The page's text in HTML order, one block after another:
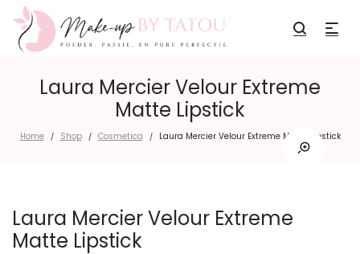
Laura Mercier Velour Extreme
Matte Lipstick
Home / Shop / Cosmetica / Laura Mercier Velour Extreme Matte Lipstick
Laura Mercier Velour Extreme
Matte Lipstick